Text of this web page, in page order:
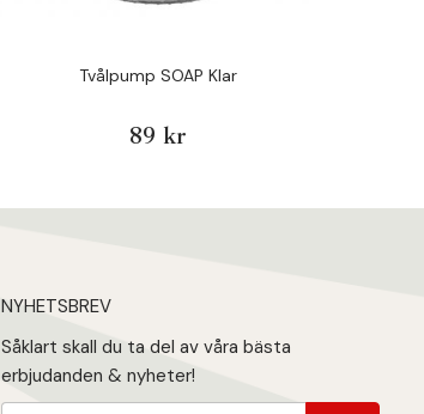
Tvålpump SOAP Klar
89 kr
NYHETSBREV
Såklart skall du ta del av våra bästa
erbjudanden & nyheter!